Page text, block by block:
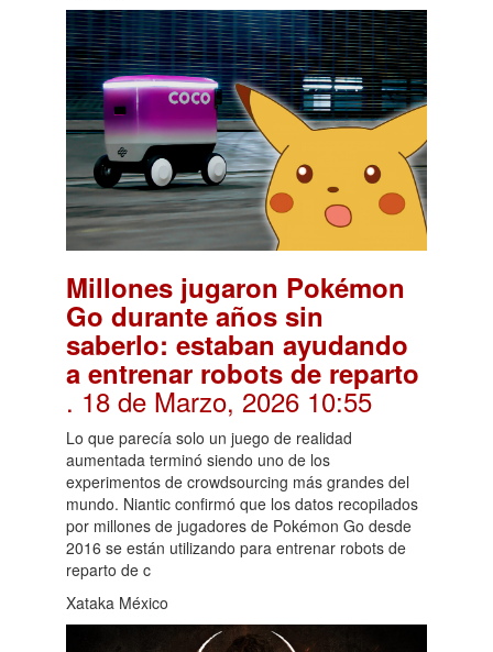
Millones jugaron Pokémon
Go durante años sin
saberlo: estaban ayudando
a entrenar robots de reparto
. 18 de Marzo, 2026 10:55
Lo que parecía solo un juego de realidad
aumentada terminó siendo uno de los
experimentos de crowdsourcing más grandes del
mundo. Niantic confirmó que los datos recopilados
por millones de jugadores de Pokémon Go desde
2016 se están utilizando para entrenar robots de
reparto de c
Xataka México